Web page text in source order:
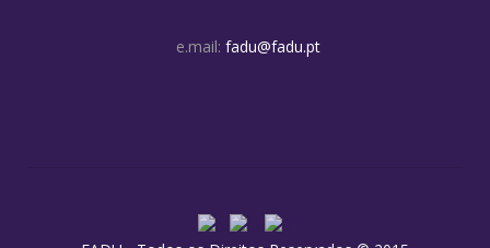
e.mail: fadu@fadu.pt